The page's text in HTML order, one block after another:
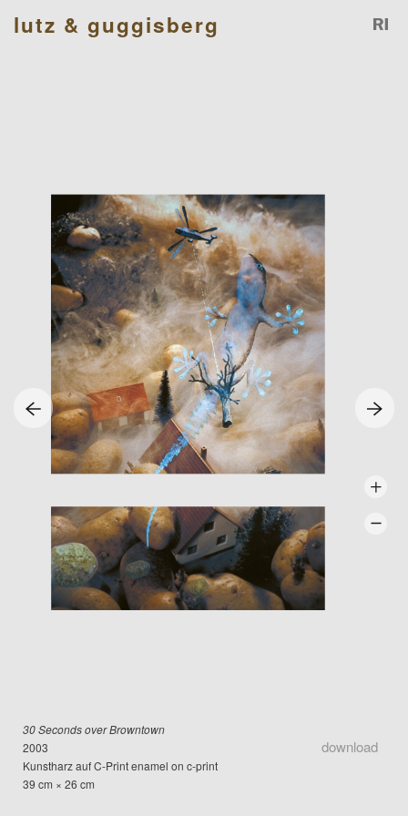
lutz & guggisberg
30 Seconds over Browntown
2003
Kunstharz auf C-Print enamel on c-print
39 cm × 26 cm
download